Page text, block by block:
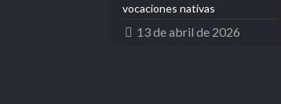
vocaciones nativas
13 de abril de 2026